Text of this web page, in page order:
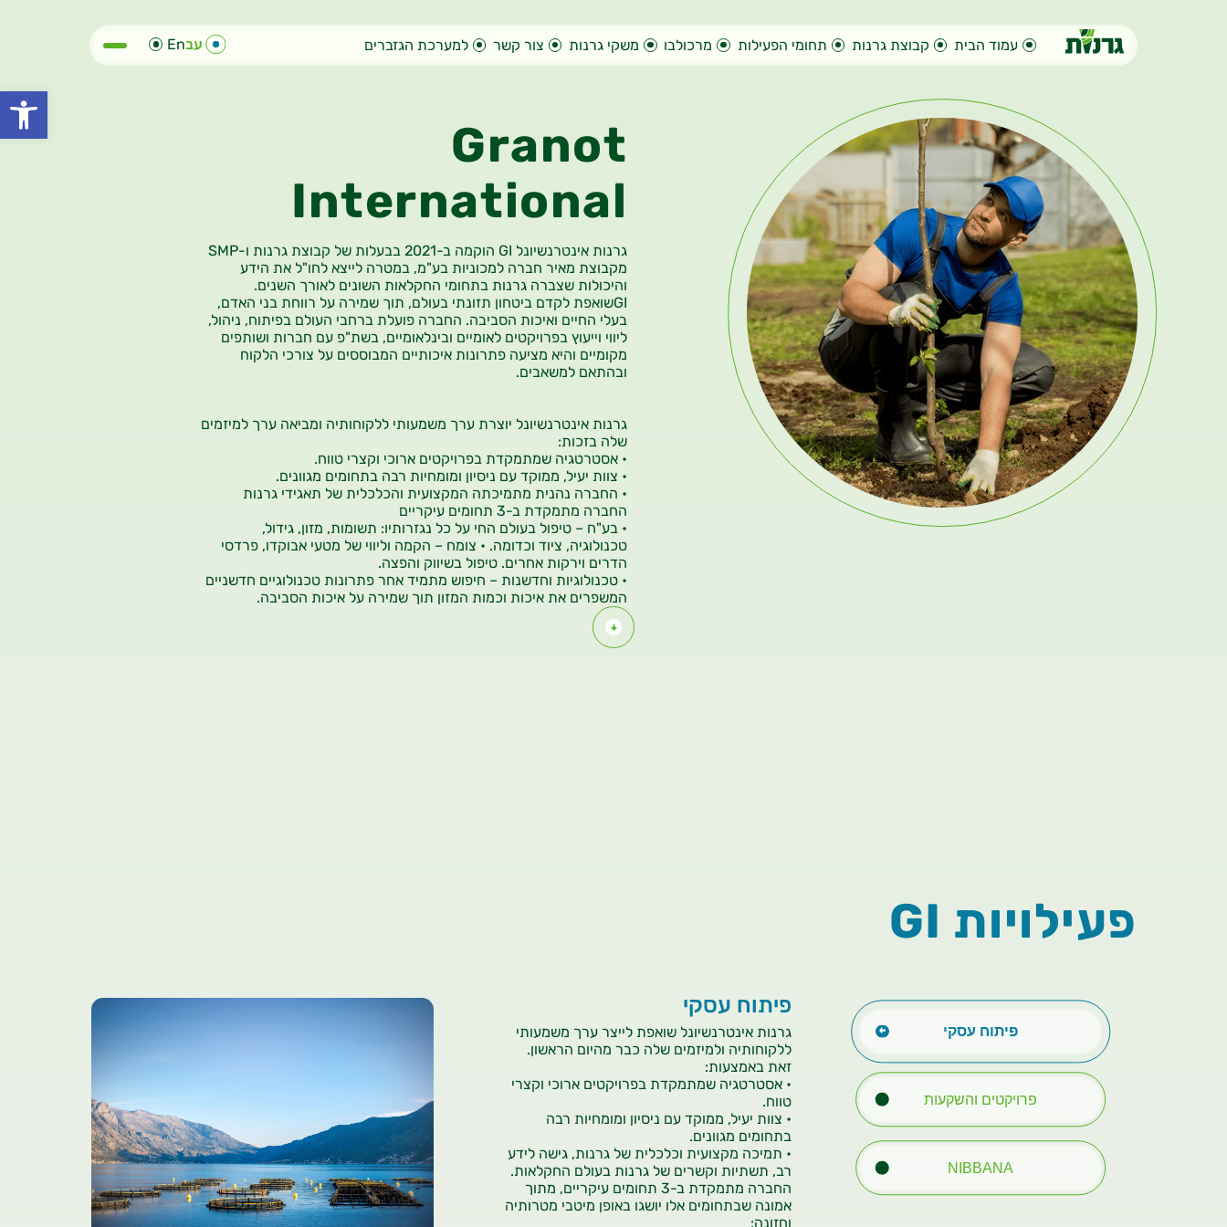
פתח
עמוד הבית קבוצת גרנות תחומי הפעילות מרכולבו משקי גרנות צור קשר למערכת הגזברים עבEn
Granot
International
גרנות אינטרנשיונל GI הוקמה ב-2021 בבעלות של קבוצת גרנות ו-
SMP
מקבוצת מאיר חברה למכוניות בע"מ, במטרה לייצא לחו"ל את הידע
והיכולות שצברה גרנות בתחומי החקלאות השונים לאורך השנים.
GIשואפת לקדם ביטחון תזונתי בעולם, תוך שמירה על רווחת בני האדם,
בעלי החיים ואיכות הסביבה. החברה פועלת ברחבי העולם בפיתוח, ניהול,
ליווי וייעוץ בפרויקטים לאומיים ובינלאומיים, בשת"פ עם חברות ושותפים
מקומיים והיא מציעה פתרונות איכותיים המבוססים על צורכי הלקוח
ובהתאם למשאבים.
גרנות אינטרנשיונל יוצרת ערך משמעותי ללקוחותיה ומביאה ערך למיזמים
שלה בזכות:
• אסטרטגיה שמתמקדת בפרויקטים ארוכי וקצרי טווח.
• צוות יעיל, ממוקד עם ניסיון ומומחיות רבה בתחומים מגוונים.
• החברה נהנית מתמיכתה המקצועית והכלכלית של תאגידי גרנות
החברה מתמקדת ב-3 תחומים עיקריים
• בע"ח – טיפול בעולם החי על כל נגזרותיו: תשומות, מזון, גידול,
טכנולוגיה, ציוד וכדומה. • צומח – הקמה וליווי של מטעי אבוקדו, פרדסי
הדרים וירקות אחרים. טיפול בשיווק והפצה.
• טכנולוגיות וחדשנות – חיפוש מתמיד אחר פתרונות טכנולוגיים חדשניים
המשפרים את איכות וכמות המזון תוך שמירה על איכות הסביבה.
פעילויות GI
פיתוח עסקי
פרויקטים והשקעות
NIBBANA
פיתוח עסקי
גרנות אינטרנשיונל שואפת לייצר ערך משמעותי
ללקוחותיה ולמיזמים שלה כבר מהיום הראשון.
זאת באמצעות:
• אסטרטגיה שמתמקדת בפרויקטים ארוכי וקצרי
טווח.
• צוות יעיל, ממוקד עם ניסיון ומומחיות רבה
בתחומים מגוונים.
• תמיכה מקצועית וכלכלית של גרנות, גישה לידע
רב, תשתיות וקשרים של גרנות בעולם החקלאות.
החברה מתמקדת ב-3 תחומים עיקריים, מתוך
אמונה שבתחומים אלו יושגו באופן מיטבי מטרותיה
וחזונה: